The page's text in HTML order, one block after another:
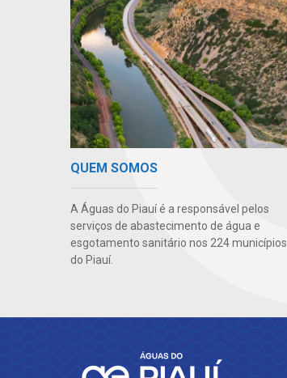
QUEM SOMOS
A Águas do Piauí é a responsável pelos
serviços de abastecimento de água e
esgotamento sanitário nos 224 municípios
do Piauí.